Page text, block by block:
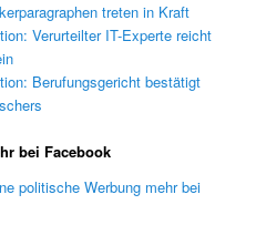
treten in Kraft
Verurteilter IT-Experte reicht
Berufungsgericht bestätigt
bei Facebook
politische Werbung mehr bei